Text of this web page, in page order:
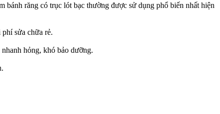
răng có trục lót bạc thường được sử dụng phổ biến nhất hiện
sửa chữa rẻ.
hỏng, khó bảo dưỡng.